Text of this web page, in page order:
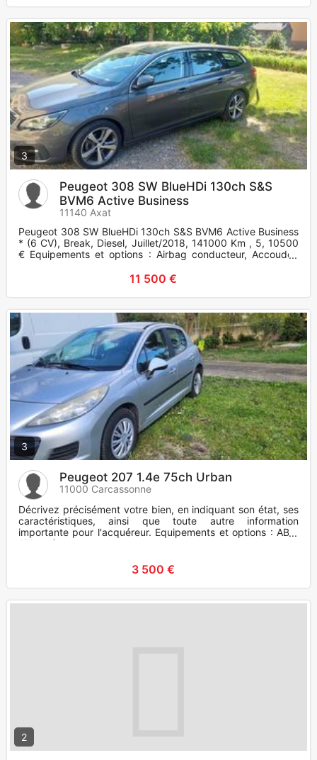
3
Peugeot 308 SW BlueHDi 130ch S&S
BVM6 Active Business
11140 Axat
Peugeot 308 SW BlueHDi 130ch S&S BVM6 Active Business
* (6 CV), Break, Diesel, Juillet/2018, 141000 Km , 5, 10500
€ Equipements et options : Airbag conducteur, Accoudoir
central,
11 500 €
3
Peugeot 207 1.4e 75ch Urban
11000 Carcassonne
Décrivez précisément votre bien, en indiquant son état, ses
caractéristiques, ainsi que toute autre information
importante pour l'acquéreur. Equipements et options : ABS,
Airbag fr
3 500 €
2